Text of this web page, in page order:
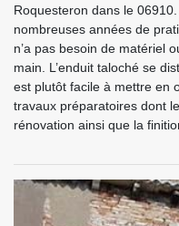
Roquesteron dans le
nombreuses années de
n’a pas besoin de matériel
main. L’enduit taloché se
est plutôt facile à mettre en
travaux préparatoires dont
rénovation ainsi que la